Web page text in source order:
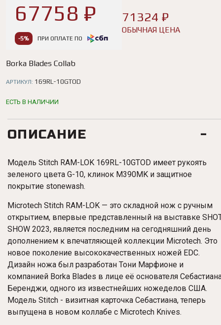
67758 ₽
-5% ПРИ ОПЛАТЕ ПО
71324 ₽
ОБЫЧНАЯ ЦЕНА
Borka Blades Collab
АРТИКУЛ: 169RL-10GTOD
ЕСТЬ В НАЛИЧИИ
ОПИСАНИЕ
Модель Stitch RAM-LOK 169RL-10GTOD имеет рукоять
зеленого цвета G-10, клинок M390MK и защитное
покрытие stonewash.
Microtech Stitch RAM-LOK — это складной нож с ручным
открытием, впервые представленный на выставке
SHOW 2023, является последним на сегодняшний день
дополнением к впечатляющей коллекции Microtech. Это
новое поколение высококачественных ножей EDC.
Дизайн ножа был разработан Тони Марфионе и
компанией Borka Blades в лице её основателя
Беренджи, одного из известнейших ножеделов США.
Модель Stitch - визитная карточка Себастиана, теперь
выпущена в новом коллабе с Microtech Knives.